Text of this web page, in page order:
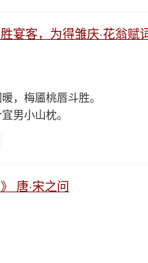
宴客，为得雏庆·花翁赋
，梅靥桃唇斗胜。
男小山枕。
唐·宋之问